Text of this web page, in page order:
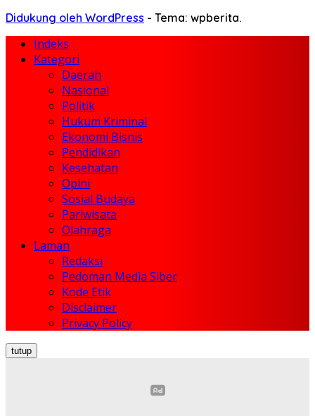
Didukung oleh WordPress - Tema: wpberita.
Indeks
Kategori
Daerah
Nasional
Politik
Hukum Kriminal
Ekonomi Bisnis
Pendidikan
Kesehatan
Opini
Sosial Budaya
Pariwisata
Olahraga
Laman
Redaksi
Pedoman Media Siber
Kode Etik
Disclaimer
Privacy Policy
tutup